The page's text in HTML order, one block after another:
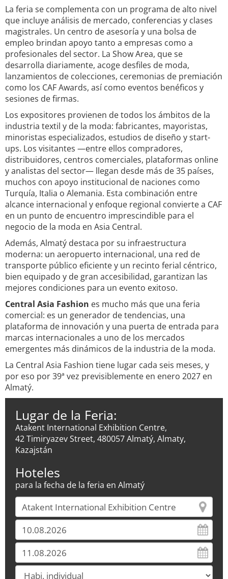
La feria se complementa con un programa de alto nivel
que incluye análisis de mercado, conferencias y clases
magistrales. Un centro de asesoría y una bolsa de
empleo brindan apoyo tanto a empresas como a
profesionales del sector. La Show Area, que se
desarrolla diariamente, acoge desfiles de moda,
lanzamientos de colecciones, ceremonias de premiación
como los CAF Awards, así como eventos benéficos y
sesiones de firmas.
Los expositores provienen de todos los ámbitos de la
industria textil y de la moda: fabricantes, mayoristas,
minoristas especializados, estudios de diseño y start-
ups. Los visitantes —entre ellos compradores,
distribuidores, centros comerciales, plataformas online
y analistas del sector— llegan desde más de 35 países,
muchos con apoyo institucional de naciones como
Turquía, Italia o Alemania. Esta combinación entre
alcance internacional y enfoque regional convierte a CAF
en un punto de encuentro imprescindible para el
negocio de la moda en Asia Central.
Además, Almatý destaca por su infraestructura
moderna: un aeropuerto internacional, una red de
transporte público eficiente y un recinto ferial céntrico,
bien equipado y de gran accesibilidad, garantizan las
mejores condiciones para un evento exitoso.
Central Asia Fashion es mucho más que una feria
comercial: es un generador de tendencias, una
plataforma de innovación y una puerta de entrada para
marcas internacionales a uno de los mercados
emergentes más dinámicos de la industria de la moda.
La Central Asia Fashion tiene lugar cada seis meses, y
por eso por 39ª vez previsiblemente en enero 2027 en
Almatý.
Lugar de la Feria:
Atakent International Exhibition Centre,
42 Timiryazev Street, 480057 Almatý, Almaty,
Kazajstán
Hoteles
para la fecha de la feria en Almatý